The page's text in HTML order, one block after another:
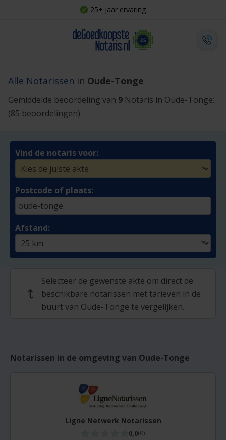
25+ jaar ervaring
Alle Notarissen in Oude-Tonge
Gemiddelde beoordeling van 9 Notaris in Oude-Tonge:
(85 beoordelingen)
Vind de notaris voor:
Postcode of plaats:
Afstand:
↩
Selecteer de gewenste akte om direct de
beschikbare notarissen met tarieven in de
buurt van Oude-Tonge te vergelijken.
Notarissen in de omgeving van Oude-Tonge
Ligne Netwerk Notarissen
0,0(0)